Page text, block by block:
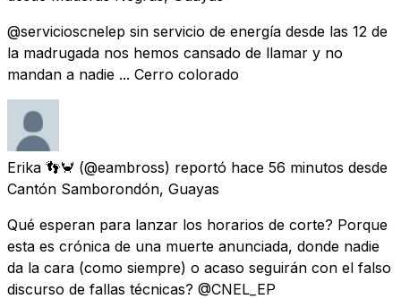
@servicioscnelep sin servicio de energía desde las 12 de
la madrugada nos hemos cansado de llamar y no
mandan a nadie ... Cerro colorado
Erika 👣🦀 (@eambross) reportó hace 56 minutos desde
Cantón Samborondón, Guayas
Qué esperan para lanzar los horarios de corte? Porque
esta es crónica de una muerte anunciada, donde nadie
da la cara (como siempre) o acaso seguirán con el falso
discurso de fallas técnicas? @CNEL_EP